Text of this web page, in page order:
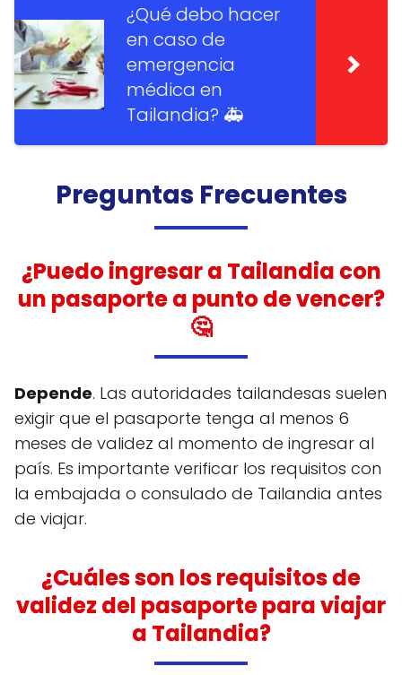
¿Qué debo hacer
en caso de
emergencia
médica en
Tailandia? 🚑
Preguntas Frecuentes
¿Puedo ingresar a Tailandia con
un pasaporte a punto de vencer?
🤔
Depende. Las autoridades tailandesas suelen
exigir que el pasaporte tenga al menos 6
meses de validez al momento de ingresar al
país. Es importante verificar los requisitos con
la embajada o consulado de Tailandia antes
de viajar.
¿Cuáles son los requisitos de
validez del pasaporte para viajar
a Tailandia?